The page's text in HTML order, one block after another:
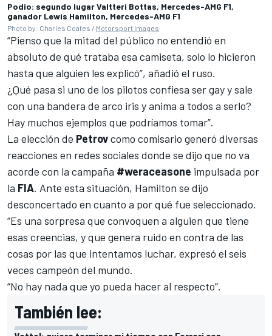
Podio: segundo lugar Valtteri Bottas, Mercedes-AMG F1,
ganador Lewis Hamilton, Mercedes-AMG F1
Photo by: Charles Coates / Motorsport Images
“Pienso que la mitad del público no entendió en
absoluto de qué trataba esa camiseta, solo lo hicieron
hasta que alguien les explicó”, añadió el ruso.
¿Qué pasa si uno de los pilotos confiesa ser gay y sale
con una bandera de arco iris y anima a todos a serlo?
Hay muchos ejemplos que podríamos tomar”.
La elección de Petrovcomo comisario generó diversas
reacciones en redes sociales donde se dijo que no va
acorde con la campaña #weraceasone impulsada por
la FIA. Ante esta situación, Hamilton se dijo
desconcertado en cuanto a por qué fue seleccionado.
“Es una sorpresa que convoquen a alguien que tiene
esas creencias, y que genera ruido en contra de las
cosas por las que intentamos luchar, expresó el seis
veces campeón del mundo.
“No hay nada que yo pueda hacer al respecto”.
También lee: